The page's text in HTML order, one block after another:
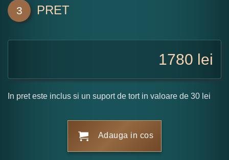
3 PRET
1780 lei
In pret este inclus si un suport de tort in valoare de 30 lei
Adauga in cos